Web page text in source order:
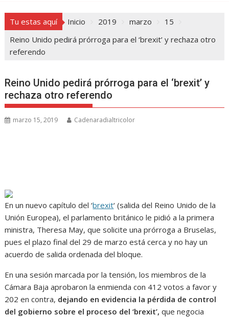
Tu estas aquí Inicio 2019 marzo
15
Reino Unido pedirá prórroga para el ‘brexit’ y rechaza otro
referendo
Reino Unido pedirá prórroga para el ‘brexit’ y
rechaza otro referendo
marzo 15, 2019 Cadenaradialtricolor
En un nuevo capítulo del ‘brexit‘ (salida del Reino Unido de la
Unión Europea), el parlamento británico le pidió a la primera
ministra, Theresa May, que solicite una prórroga a Bruselas,
pues el plazo final del 29 de marzo está cerca y no hay un
acuerdo de salida ordenada del bloque.
En una sesión marcada por la tensión, los miembros de la
Cámara Baja aprobaron la enmienda con 412 votos a favor y
202 en contra, dejando en evidencia la pérdida de control
del gobierno sobre el proceso del ‘brexit’, que negocia